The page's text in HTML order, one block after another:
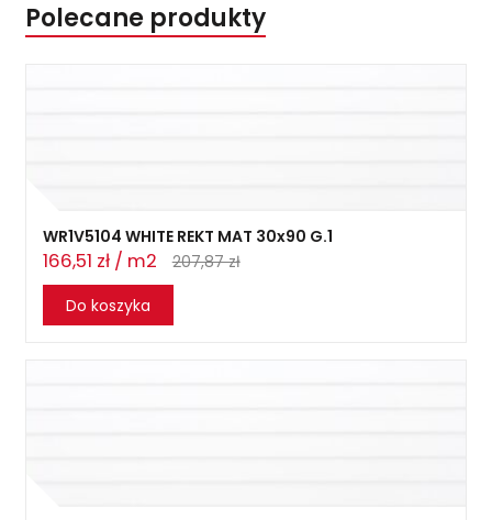
Polecane produkty
WR1V5104 WHITE REKT MAT 30x90 G.1
166,51 zł / m2
207,87 zł
Do koszyka